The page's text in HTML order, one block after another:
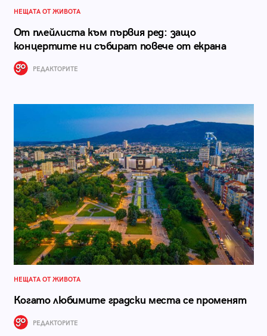
НЕЩАТА ОТ ЖИВОТА
От плейлиста към първия ред: защо
концертите ни събират повече от екрана
РЕДАКТОРИТЕ
НЕЩАТА ОТ ЖИВОТА
Когато любимите градски места се променят
РЕДАКТОРИТЕ